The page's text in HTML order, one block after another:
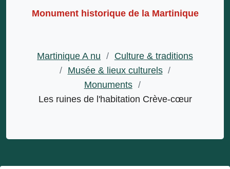
Monument historique de la Martinique
Martinique A nu / Culture & traditions
/
Musée & lieux culturels /
Monuments /
Les ruines de l'habitation Crève-cœur